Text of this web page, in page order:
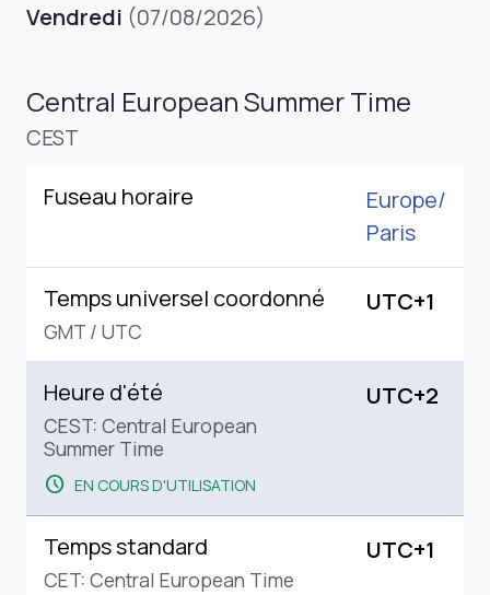
Vendredi (07/08/2026)
Central European Summer Time
CEST
Fuseau horaire
Europe/
Paris
Temps universel coordonné
GMT / UTC
UTC+1
Heure d'été
CEST: Central European
Summer Time
schedule EN COURS D'UTILISATION
UTC+2
Temps standard
CET: Central European Time
UTC+1